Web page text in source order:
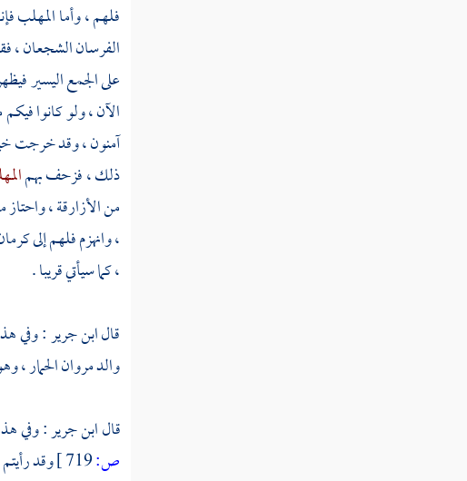
فلهم ، وأماالمهلب
الفرسان الشجعان ،
على الجمع اليسير
الآن ، ولو كانوا
آمنون ، وقد خرجت
ذلك ، فزحف بهم
منالأزارقة، واحتاز
، وانهزم فلهم إلى
، كما سيأتي قريبا .
قالابن جرير: وفي
والدمروانالحمار ،
قالابن جرير: وفي
ص:
وقد